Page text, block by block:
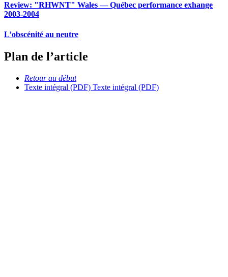
Review: "RHWNT" Wales — Québec performance exhange
2003-2004
L’obscénité au neutre
Plan de l’article
Retour au début
Texte intégral (PDF) Texte intégral (PDF)